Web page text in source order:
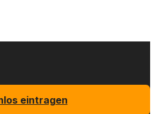
eintragen